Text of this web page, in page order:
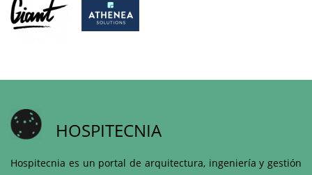
HOSPITECNIA
Hospitecnia es un portal de arquitectura, ingeniería y gestión